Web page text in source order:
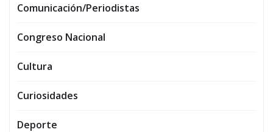
Comunicación/Periodistas
Congreso Nacional
Cultura
Curiosidades
Deporte